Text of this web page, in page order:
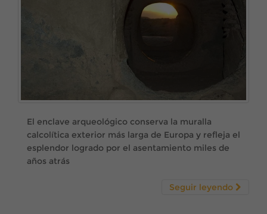
El enclave arqueológico conserva la muralla
calcolítica exterior más larga de Europa y refleja el
esplendor logrado por el asentamiento miles de
años atrás
Seguir leyendo